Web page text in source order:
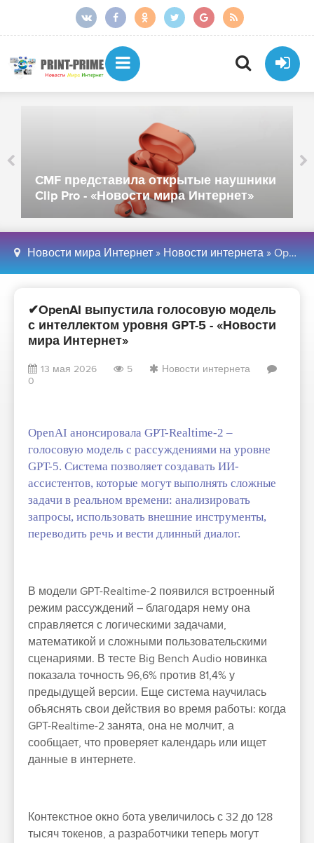
Сбер представил Kandinsky WM 1.0 для
обучения роботов - «Новости мира
Интернет»
Новости мира Интернет » Новости интернета » OpenAI выпустила голосовую модель с интеллектом уровня GPT-5 - «Новости мира Интернет»
✔OpenAI выпустила голосовую модель
с интеллектом уровня GPT-5 - «Новости
мира Интернет»
13 мая 2026 5
Новости интернета
0
OpenAI анонсировала GPT-Realtime-2 –
голосовую модель с рассуждениями на уровне
GPT-5. Система позволяет создавать ИИ-
ассистентов, которые могут выполнять сложные
задачи в реальном времени: анализировать
запросы, использовать внешние инструменты,
переводить речь и вести длинный диалог.
В модели GPT-Realtime-2 появился встроенный
режим рассуждений – благодаря нему она
справляется с логическими задачами,
математикой и сложными пользовательскими
сценариями. В тесте Big Bench Audio новинка
показала точность 96,6% против 81,4% у
предыдущей версии. Еще система научилась
объяснять свои действия во время работы: когда
GPT-Realtime-2 занята, она не молчит, а
сообщает, что проверяет календарь или ищет
данные в интернете.
Контекстное окно бота увеличилось с 32 до 128
тысяч токенов, а разработчики теперь могут